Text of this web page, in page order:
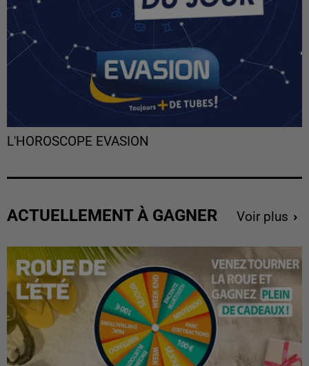
L'HOROSCOPE EVASION
ACTUELLEMENT À GAGNER Voir plus